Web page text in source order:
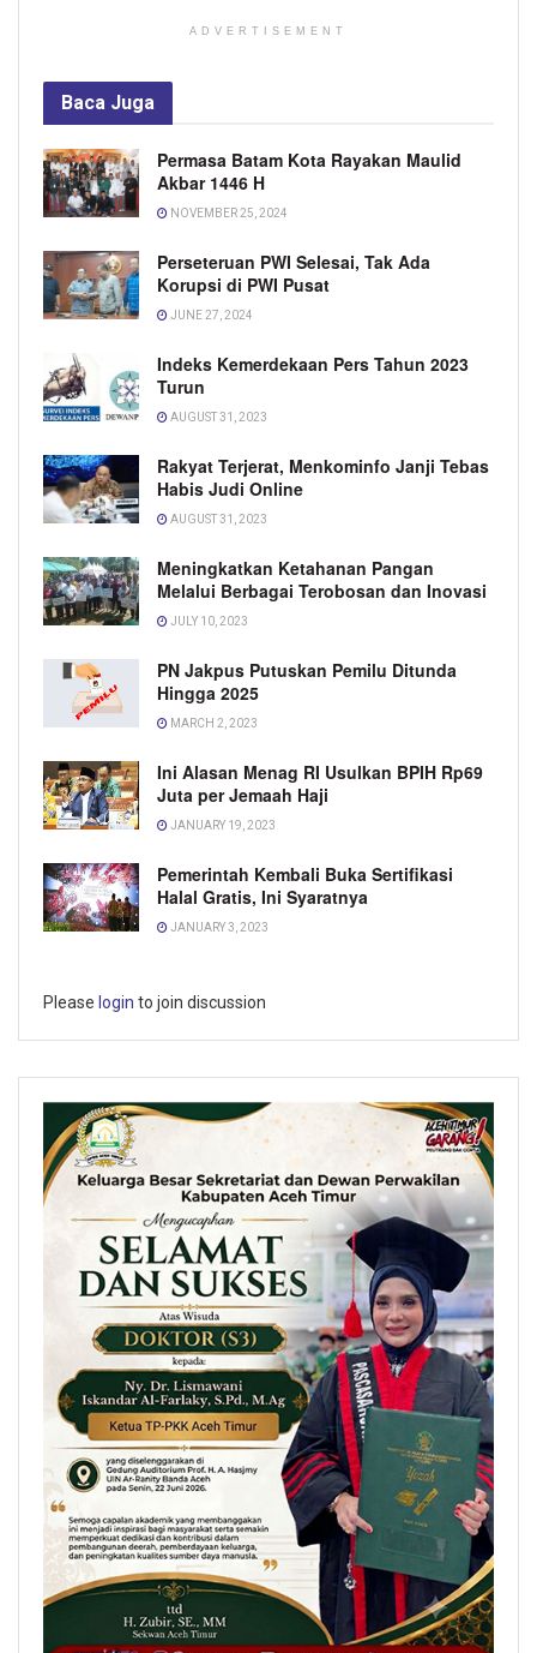
ADVERTISEMENT
Baca Juga
Permasa Batam Kota Rayakan Maulid
Akbar 1446 H
NOVEMBER 25, 2024
Perseteruan PWI Selesai, Tak Ada
Korupsi di PWI Pusat
JUNE 27, 2024
Indeks Kemerdekaan Pers Tahun 2023
Turun
AUGUST 31, 2023
Rakyat Terjerat, Menkominfo Janji Tebas
Habis Judi Online
AUGUST 31, 2023
Meningkatkan Ketahanan Pangan
Melalui Berbagai Terobosan dan Inovasi
JULY 10, 2023
PN Jakpus Putuskan Pemilu Ditunda
Hingga 2025
MARCH 2, 2023
Ini Alasan Menag RI Usulkan BPIH Rp69
Juta per Jemaah Haji
JANUARY 19, 2023
Pemerintah Kembali Buka Sertifikasi
Halal Gratis, Ini Syaratnya
JANUARY 3, 2023
Please login to join discussion